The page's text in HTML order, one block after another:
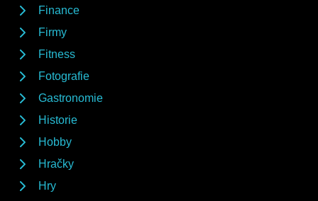
Finance
Firmy
Fitness
Fotografie
Gastronomie
Historie
Hobby
Hračky
Hry